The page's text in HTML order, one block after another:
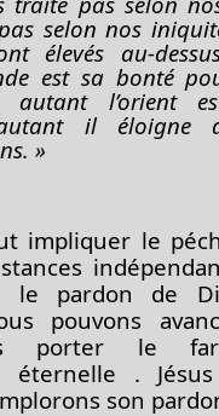
selon nos
élevés au-
est sa bonté
autant l’orient
autant il éloigne
»
impliquer le
le pardon de
pouvons
porter le
éternelle .
son